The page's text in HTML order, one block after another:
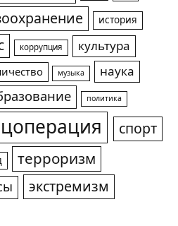
история
коррупция
культура
музыка
наука
политика
спорт
терроризм
экстремизм